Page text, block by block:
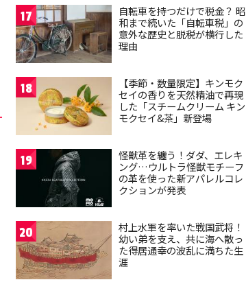
17
自転車を持つだけで税金？ 昭
和まで続いた「自転車税」の
意外な歴史と脱税が横行した
理由
18
【季節・数量限定】キンモク
セイの香りを天然精油で再現
した「スチームクリーム キン
モクセイ&茶」新登場
19
怪獣革を纏う！ダダ、エレキ
ング…ウルトラ怪獣モチーフ
の革を使った新アパレルコレ
クションが発表
20
村上水軍を率いた戦国武将！
幼い弟を支え、共に海へ散っ
た得居通幸の波乱に満ちた生
涯